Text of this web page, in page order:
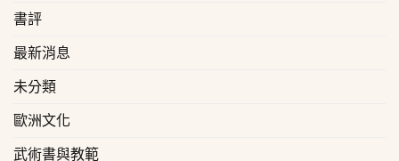
書評
最新消息
未分類
歐洲文化
武術書與教範